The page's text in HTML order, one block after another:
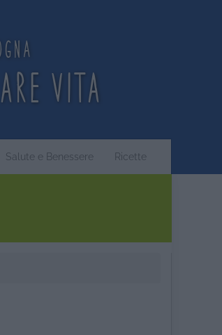
vita
Salute e Benessere Ricette